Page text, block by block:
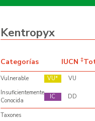
Kentropyx
Categorías IUCN ‡
Vulnerable VU
VU
Insuficientemente
Conocida
IC DD
Taxones